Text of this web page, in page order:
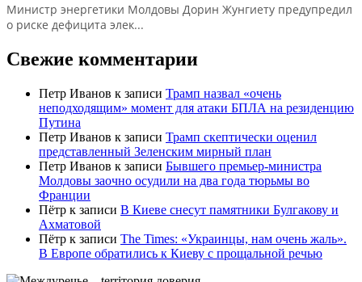
Министр энергетики Молдовы Дорин Жунгиету предупредил
о риске дефицита элек...
Свежие комментарии
Петр Иванов к записи Трамп назвал «очень
неподходящим» момент для атаки БПЛА на резиденцию
Путина
Петр Иванов к записи Трамп скептически оценил
представленный Зеленским мирный план
Петр Иванов к записи Бывшего премьер-министра
Молдовы заочно осудили на два года тюрьмы во
Франции
Пётр к записи В Киеве снесут памятники Булгакову и
Ахматовой
Пётр к записи Тhe Times: «Украинцы, нам очень жаль».
В Европе обратились к Киеву с прощальной речью